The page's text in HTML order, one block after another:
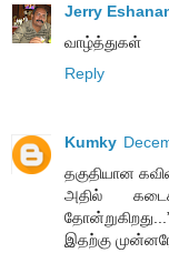
Jerry
வாழ்த்துகள்
Reply
Kumky
தகுதியான
அதில்
இதற்கு